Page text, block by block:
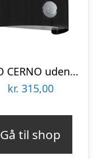
EGLO CERNO udendørs væglampe med sensor, sort
kr. 315,00
Gå til shop